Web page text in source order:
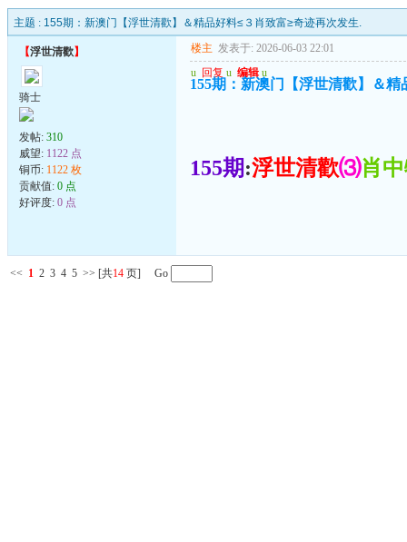
主题 : 155期：新澳门【浮世清歡】＆精品好料≤３肖致富≥奇迹再次发生.
【浮世清歡】
骑士
发帖: 310
威望: 1122 点
铜币: 1122 枚
贡献值: 0 点
好评度: 0 点
楼主 发表于: 2026-06-03 22:01
u 回复 u 编辑 u
155期：新澳门【浮世清歡】＆
155期:浮世清歡⑶肖
<< 1 2 3 4 5 >> [共14 页] Go